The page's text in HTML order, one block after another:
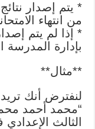
* يتم إصدار
من انتهاء
* إذا لم يتم
بإدارة
**مثال**
لنفترض أنك
“محمد أحمد
الثالث